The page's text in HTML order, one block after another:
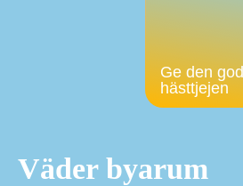
Ge den
hästtjejen
Väder byarum